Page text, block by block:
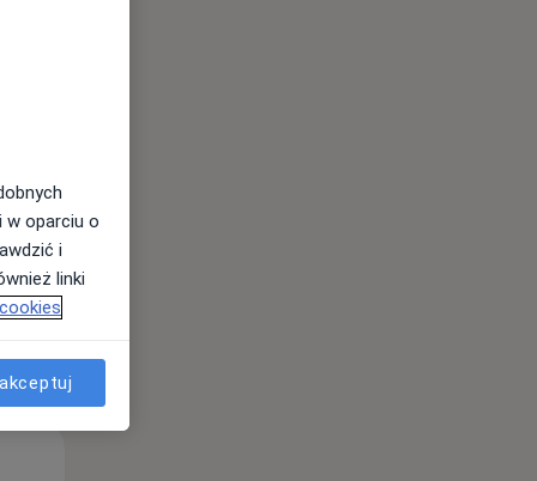
w oparciu o
i
linki